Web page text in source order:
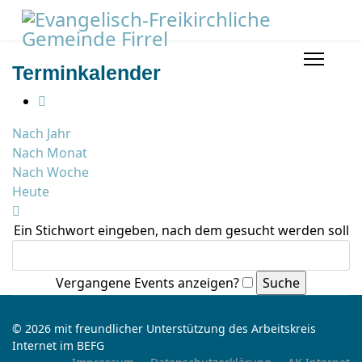
Terminkalender
Nach Jahr
Nach Monat
Nach Woche
Heute
Ein Stichwort eingeben, nach dem gesucht werden soll
Vergangene Events anzeigen?
© 2026 mit freundlicher Unterstützung des Arbeitskreis
Internet im BEFG